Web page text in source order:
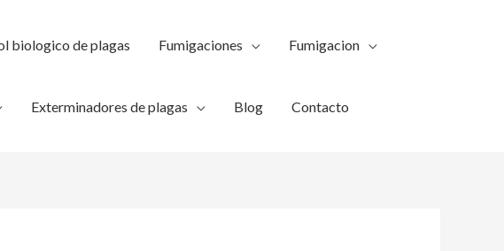
biologico de plagas Fumigaciones Fumigacion
Exterminadores de plagas Blog Contacto